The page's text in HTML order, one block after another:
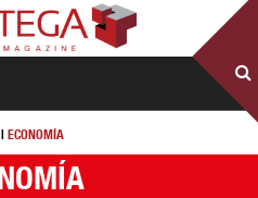
| ECONOMÍA